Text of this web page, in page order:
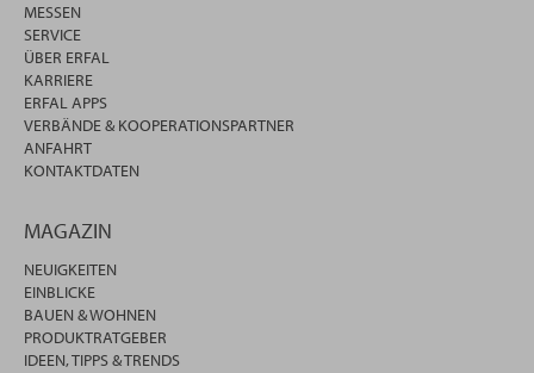
MESSEN
SERVICE
ÜBER ERFAL
KARRIERE
ERFAL APPS
VERBÄNDE & KOOPERATIONSPARTNER
ANFAHRT
KONTAKTDATEN
MAGAZIN
NEUIGKEITEN
EINBLICKE
BAUEN & WOHNEN
PRODUKTRATGEBER
IDEEN, TIPPS & TRENDS